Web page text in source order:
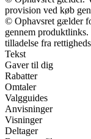
provision ved køb
© Ophavsret gælder
gennem
tilladelse fra
Tekst
Gaver til dig
Rabatter
Omtaler
Valgguides
Anvisninger
Visninger
Deltager